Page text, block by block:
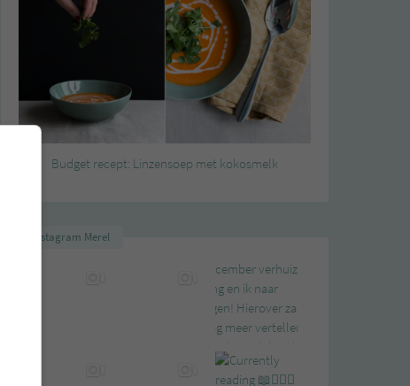
Budget recept: Linzensoep met kokosmelk
Instagram Merel